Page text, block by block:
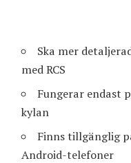
Ska mer
med RCS
Fungerar endast
kylan
Finns tillgänglig
Android-telefoner